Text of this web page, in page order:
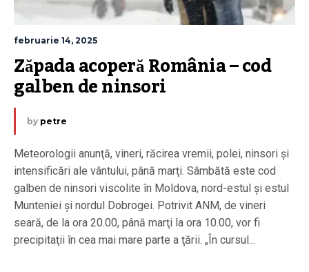
februarie 14, 2025
Zăpada acoperă România – cod
galben de ninsori
by petre
Meteorologii anunţă, vineri, răcirea vremii, polei, ninsori şi
intensificări ale vântului, până marţi. Sâmbătă este cod
galben de ninsori viscolite în Moldova, nord-estul şi estul
Munteniei şi nordul Dobrogei. Potrivit ANM, de vineri
seară, de la ora 20.00, până marţi la ora 10.00, vor fi
precipitaţii în cea mai mare parte a ţării. „În cursul...